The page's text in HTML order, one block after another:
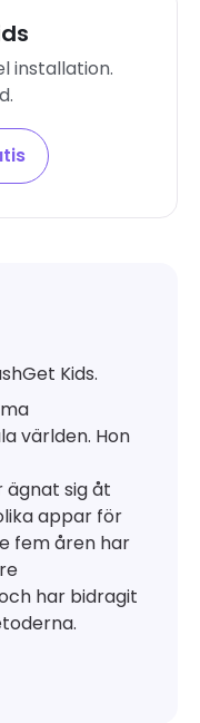
installation.
Kids.
världen. Hon
sig åt
appar för
fem åren har
har bidragit